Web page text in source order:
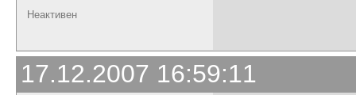
Неактивен
17.12.2007 16:59:11